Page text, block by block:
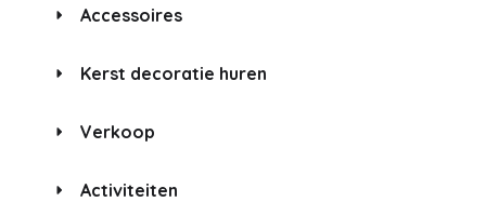
Accessoires
Kerst decoratie huren
Verkoop
Activiteiten